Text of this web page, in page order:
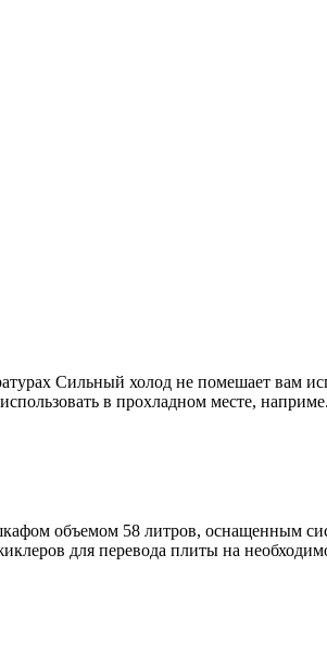
Сильный холод не помешает вам
в прохладном месте,
объемом 58 литров, оснащенным
для перевода плиты на